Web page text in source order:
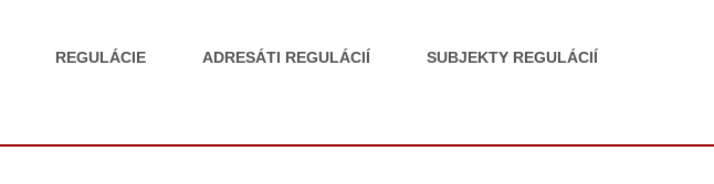
REGULÁCIE ADRESÁTI REGULÁCIÍ SUBJEKTY REGULÁCIÍ